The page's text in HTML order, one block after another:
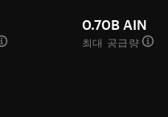
0.70B AIN
최대 공급량